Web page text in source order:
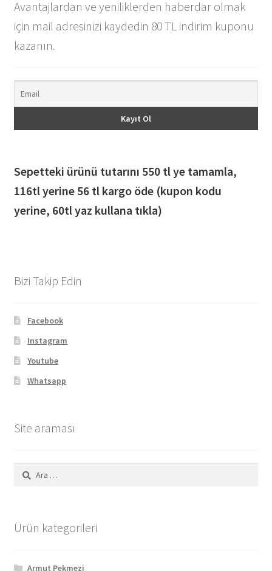
Avantajlardan ve yeniliklerden haberdar olmak
için mail adresinizi kaydedin 80 TL indirim kuponu
kazanın.
Sepetteki ürünü tutarını 550 tl ye tamamla,
116tl yerine 56 tl kargo öde (kupon kodu
yerine, 60tl yaz kullana tıkla)
Bizi Takip Edin
Facebook
Instagram
Youtube
Whatsapp
Site araması
Arama:
Ürün kategorileri
Armut Pekmezi